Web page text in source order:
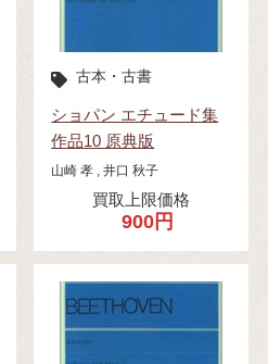
古本・古書
ショパン エチュード集
作品10 原典版
山崎 孝 , 井口 秋子
買取上限価格
900円